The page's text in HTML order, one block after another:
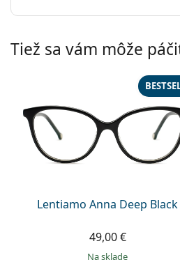
Tiež sa vám môže
Lentiamo Anna Deep Black
49,00 €
na sklade